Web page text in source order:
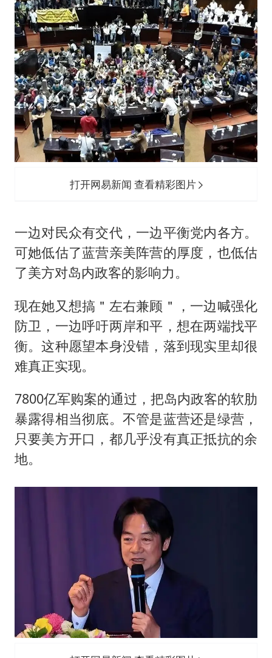
打开网易新闻 查看精彩图片
一边对民众有交代，一边平衡党内各方。
可她低估了蓝营亲美阵营的厚度，也低估
了美方对岛内政客的影响力。
现在她又想搞＂左右兼顾＂，一边喊强化
防卫，一边呼吁两岸和平，想在两端找平
衡。这种愿望本身没错，落到现实里却很
难真正实现。
7800亿军购案的通过，把岛内政客的软肋
暴露得相当彻底。不管是蓝营还是绿营，
只要美方开口，都几乎没有真正抵抗的余
地。